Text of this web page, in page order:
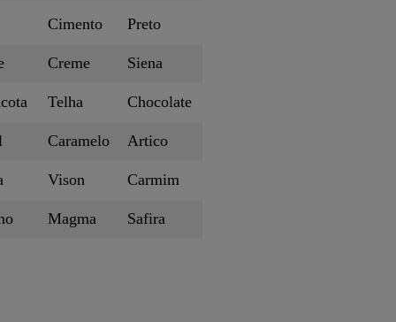
Cimento Preto
Creme Siena
Telha Chocolate
Caramelo Artico
Vison Carmim
Magma Safira